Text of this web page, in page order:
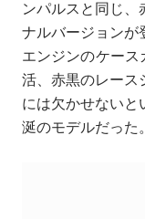
ンパルスと同じ、
ナルバージョンが
エンジンのケー
活、赤黒のレース
には欠かせないと
涎のモデルだった。